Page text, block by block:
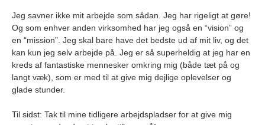
Jeg savner ikke mit arbejde som sådan. Jeg har rigeligt at gøre!
Og som enhver anden virksomhed har jeg også en “vision” og
en “mission”. Jeg skal bare have det bedste ud af mit liv, og det
kan kun jeg selv arbejde på. Jeg er så superheldig at jeg har en
kreds af fantastiske mennesker omkring mig (både tæt på og
langt væk), som er med til at give mig dejlige oplevelser og
glade stunder.
Til sidst: Tak til mine tidligere arbejdspladser for at give mig